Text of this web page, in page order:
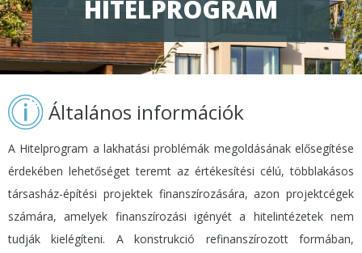
HITELPROGRAM
Általános információk
A Hitelprogram a lakhatási problémák megoldásának elősegítése
érdekében lehetőséget teremt az értékesítési célú, többlakásos
társasház-építési projektek finanszírozására, azon projektcégek
számára, amelyek finanszírozási igényét a hitelintézetek nem
tudják kielégíteni. A konstrukció refinanszírozott formában,